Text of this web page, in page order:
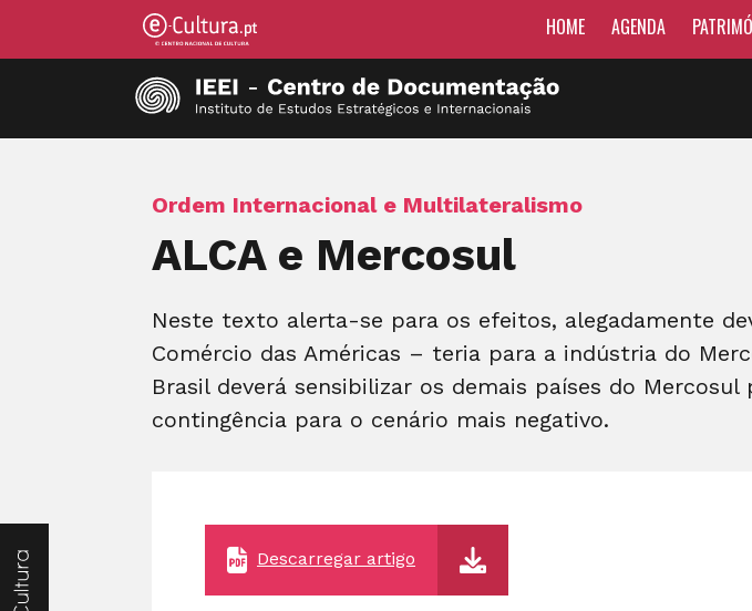
HOME AGENDA
Ordem Internacional e Multilateralismo
ALCA e Mercosul
Neste texto alerta-se para os efeitos, alegadamente
Comércio das Américas – teria para a indústria do
Brasil deverá sensibilizar os demais países do
contingência para o cenário mais negativo.
Descarregar artigo